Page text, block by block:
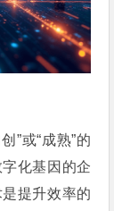
”或“成熟”的
化基因的企
提升效率的